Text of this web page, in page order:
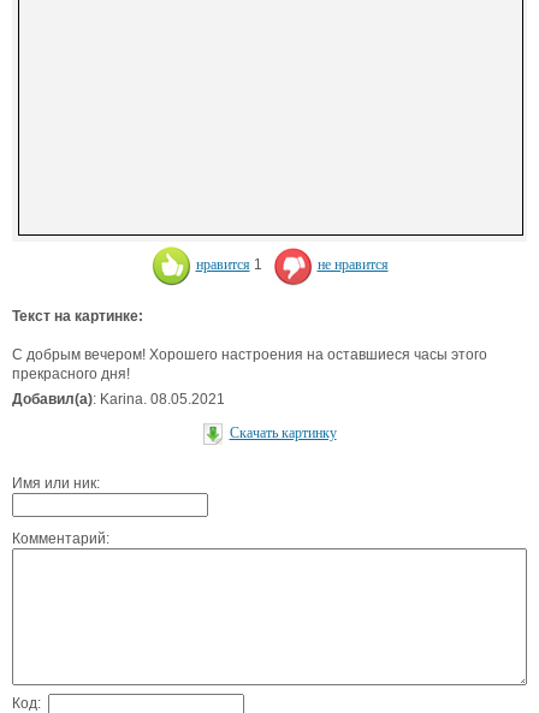
нравится 1 не нравится
Текст на картинке:
С добрым вечером! Хорошего настроения на оставшиеся часы этого
прекрасного дня!
Добавил(а): Karina. 08.05.2021
Скачать картинку
Имя или ник:
Комментарий:
Код: